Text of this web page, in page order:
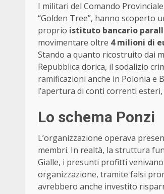
I militari del Comando
“Golden Tree”, hanno scoperto
proprio istituto bancario
movimentare oltre 4 milioni di
Stando a quanto ricostruito dai
Repubblica dorica, il sodalizio
ramificazioni anche in Polonia e
l’apertura di conti correnti
Lo schema Ponzi
L’organizzazione operava
membri. In realtà, la struttura
Gialle, i presunti profitti
organizzazione, tramite falsi
avrebbero anche investito